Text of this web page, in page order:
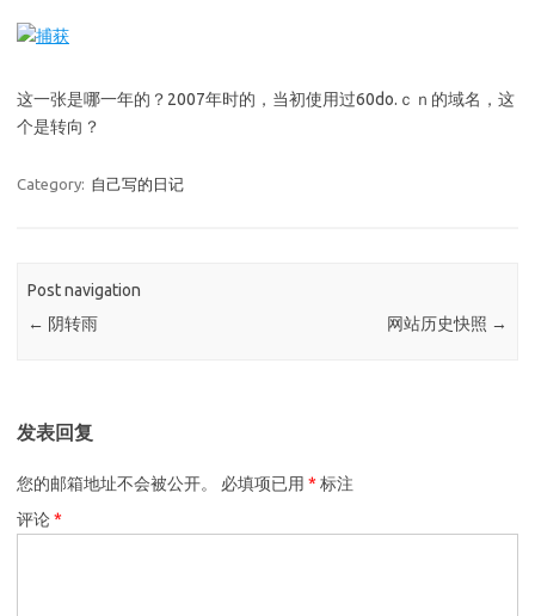
这一张是哪一年的？2007年时的，当初使用过60do.ｃｎ的域名，这
个是转向？
Category: 自己写的日记
Post navigation
← 阴转雨 网站历史快照 →
发表回复
您的邮箱地址不会被公开。 必填项已用 * 标注
评论*